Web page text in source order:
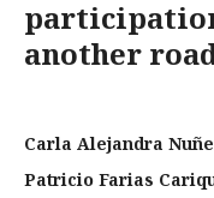
another
Carla Alejandra
Patricio Farias